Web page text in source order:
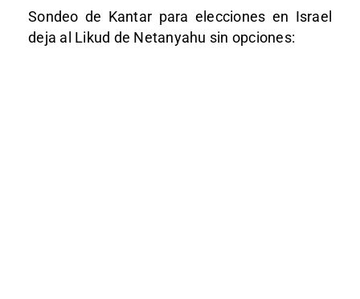
Sondeo de Kantar para elecciones en Israel
deja al Likud de Netanyahu sin opciones: